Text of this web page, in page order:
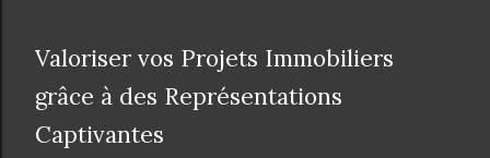
Valoriser vos Projets Immobiliers
grâce à des Représentations
Captivantes